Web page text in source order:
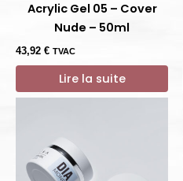
Acrylic Gel 05 – Cover
Nude – 50ml
43,92 € TVAC
Lire la suite